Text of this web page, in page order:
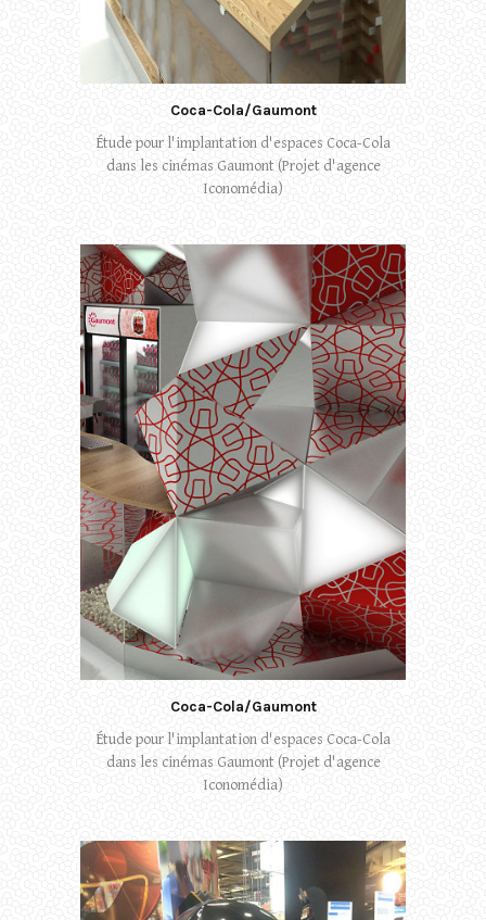
Coca-Cola/Gaumont
Étude pour l'implantation d'espaces Coca-Cola
dans les cinémas Gaumont (Projet d'agence
Iconomédia)
Coca-Cola/Gaumont
Étude pour l'implantation d'espaces Coca-Cola
dans les cinémas Gaumont (Projet d'agence
Iconomédia)